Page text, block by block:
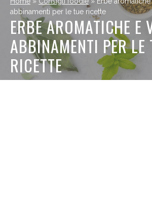
abbinamenti per le tue ricette
ERBE AROMATICHE E
ABBINAMENTI PER LE
RICETTE